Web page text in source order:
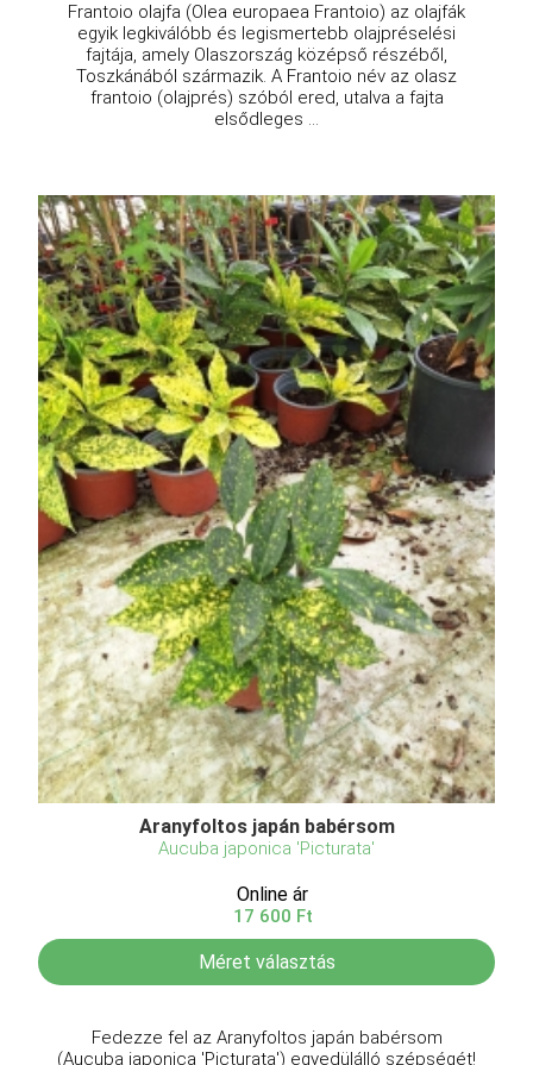
Frantoio olajfa (Olea europaea Frantoio) az olajfák
egyik legkiválóbb és legismertebb olajpréselési
fajtája, amely Olaszország középső részéből,
Toszkánából származik. A Frantoio név az olasz
frantoio (olajprés) szóból ered, utalva a fajta
elsődleges ...
Aranyfoltos japán babérsom
Aucuba japonica 'Picturata'
Online ár
17 600 Ft
Méret választás
Fedezze fel az Aranyfoltos japán babérsom
(Aucuba japonica 'Picturata') egyedülálló szépségét!